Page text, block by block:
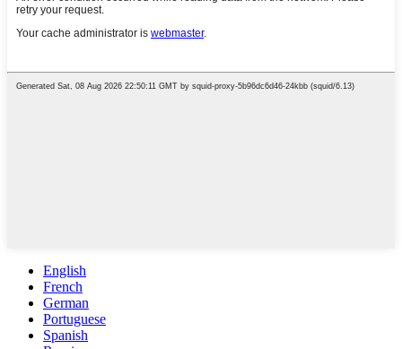
English
French
German
Portuguese
Spanish